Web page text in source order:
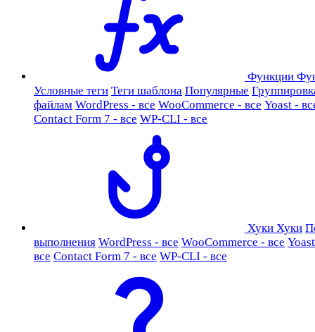
Функции
Условные теги Теги шаблона Популярные
файлам WordPress - все WooCommerce - все Yoast -
Contact Form 7 - все WP-CLI - все
Хуки Хуки
выполнения WordPress - все WooCommerce - все
все Contact Form 7 - все WP-CLI - все